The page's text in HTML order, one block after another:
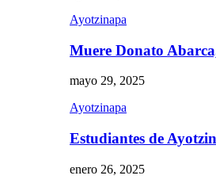
Ayotzinapa
Muere Donato
mayo 29, 2025
Ayotzinapa
Estudiantes de
enero 26, 2025